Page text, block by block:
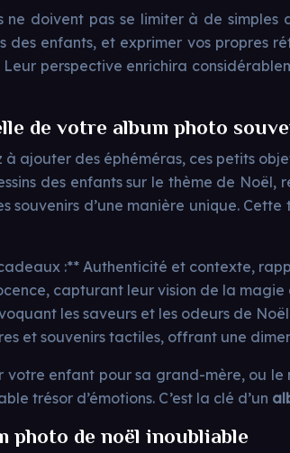
ne doivent pas se limiter à de
enfants, et exprimer vos propres
perspective enrichira
de votre album photo
à ajouter des éphéméras, ces petits
des enfants sur le thème de Noël,
souvenirs d’une manière unique.
:** Authenticité et contexte,
capturant leur vision de la magie
les saveurs et les odeurs de
et souvenirs tactiles, offrant une
enfant pour sa grand-mère, ou
trésor d’émotions. C’est la clé d’un
photo de noël inoubliable